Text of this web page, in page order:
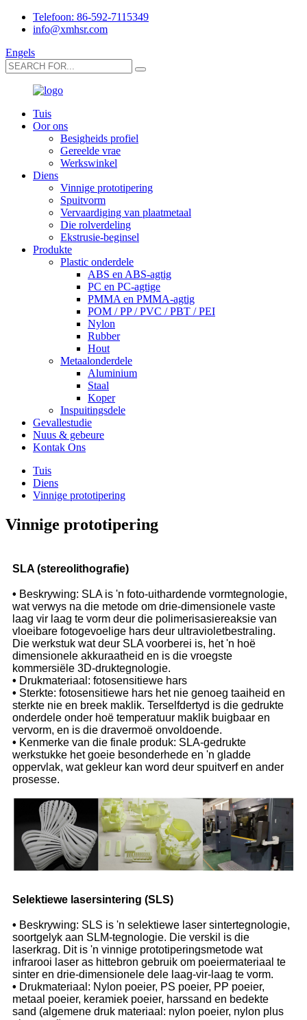
Telefoon: 86-592-7115349
info@xmhsr.com
Engels
Tuis
Oor ons
Besigheids profiel
Gereelde vrae
Werkswinkel
Diens
Vinnige prototipering
Spuitvorm
Vervaardiging van plaatmetaal
Die rolverdeling
Ekstrusie-beginsel
Produkte
Plastic onderdele
ABS en ABS-agtig
PC en PC-agtige
PMMA en PMMA-agtig
POM / PP / PVC / PBT / PEI
Nylon
Rubber
Hout
Metaalonderdele
Aluminium
Staal
Koper
Inspuitingsdele
Gevallestudie
Nuus & gebeure
Kontak Ons
Tuis
Diens
Vinnige prototipering
Vinnige prototipering
SLA (stereolithografie)
• Beskrywing: SLA is 'n foto-uithardende vormtegnologie,
wat verwys na die metode om drie-dimensionele vaste
laag vir laag te vorm deur die polimerisasiereaksie van
vloeibare fotogevoelige hars deur ultravioletbestraling.
Die werkstuk wat deur SLA voorberei is, het 'n hoë
dimensionele akkuraatheid en is die vroegste
kommersiële 3D-druktegnologie.
• Drukmateriaal: fotosensitiewe hars
• Sterkte: fotosensitiewe hars het nie genoeg taaiheid en
sterkte nie en breek maklik. Terselfdertyd is die gedrukte
onderdele onder hoë temperatuur maklik buigbaar en
vervorm, en is die dravermoë onvoldoende.
• Kenmerke van die finale produk: SLA-gedrukte
werkstukke het goeie besonderhede en 'n gladde
oppervlak, wat gekleur kan word deur spuitverf en ander
prosesse.
Selektiewe lasersintering (SLS)
• Beskrywing: SLS is 'n selektiewe laser sintertegnologie,
soortgelyk aan SLM-tegnologie. Die verskil is die
laserkrag. Dit is 'n vinnige prototiperingsmetode wat
infrarooi laser as hittebron gebruik om poeiermateriaal te
sinter en drie-dimensionele dele laag-vir-laag te vorm.
• Drukmateriaal: Nylon poeier, PS poeier, PP poeier,
metaal poeier, keramiek poeier, harssand en bedekte
sand (algemene druk materiaal: nylon poeier, nylon plus